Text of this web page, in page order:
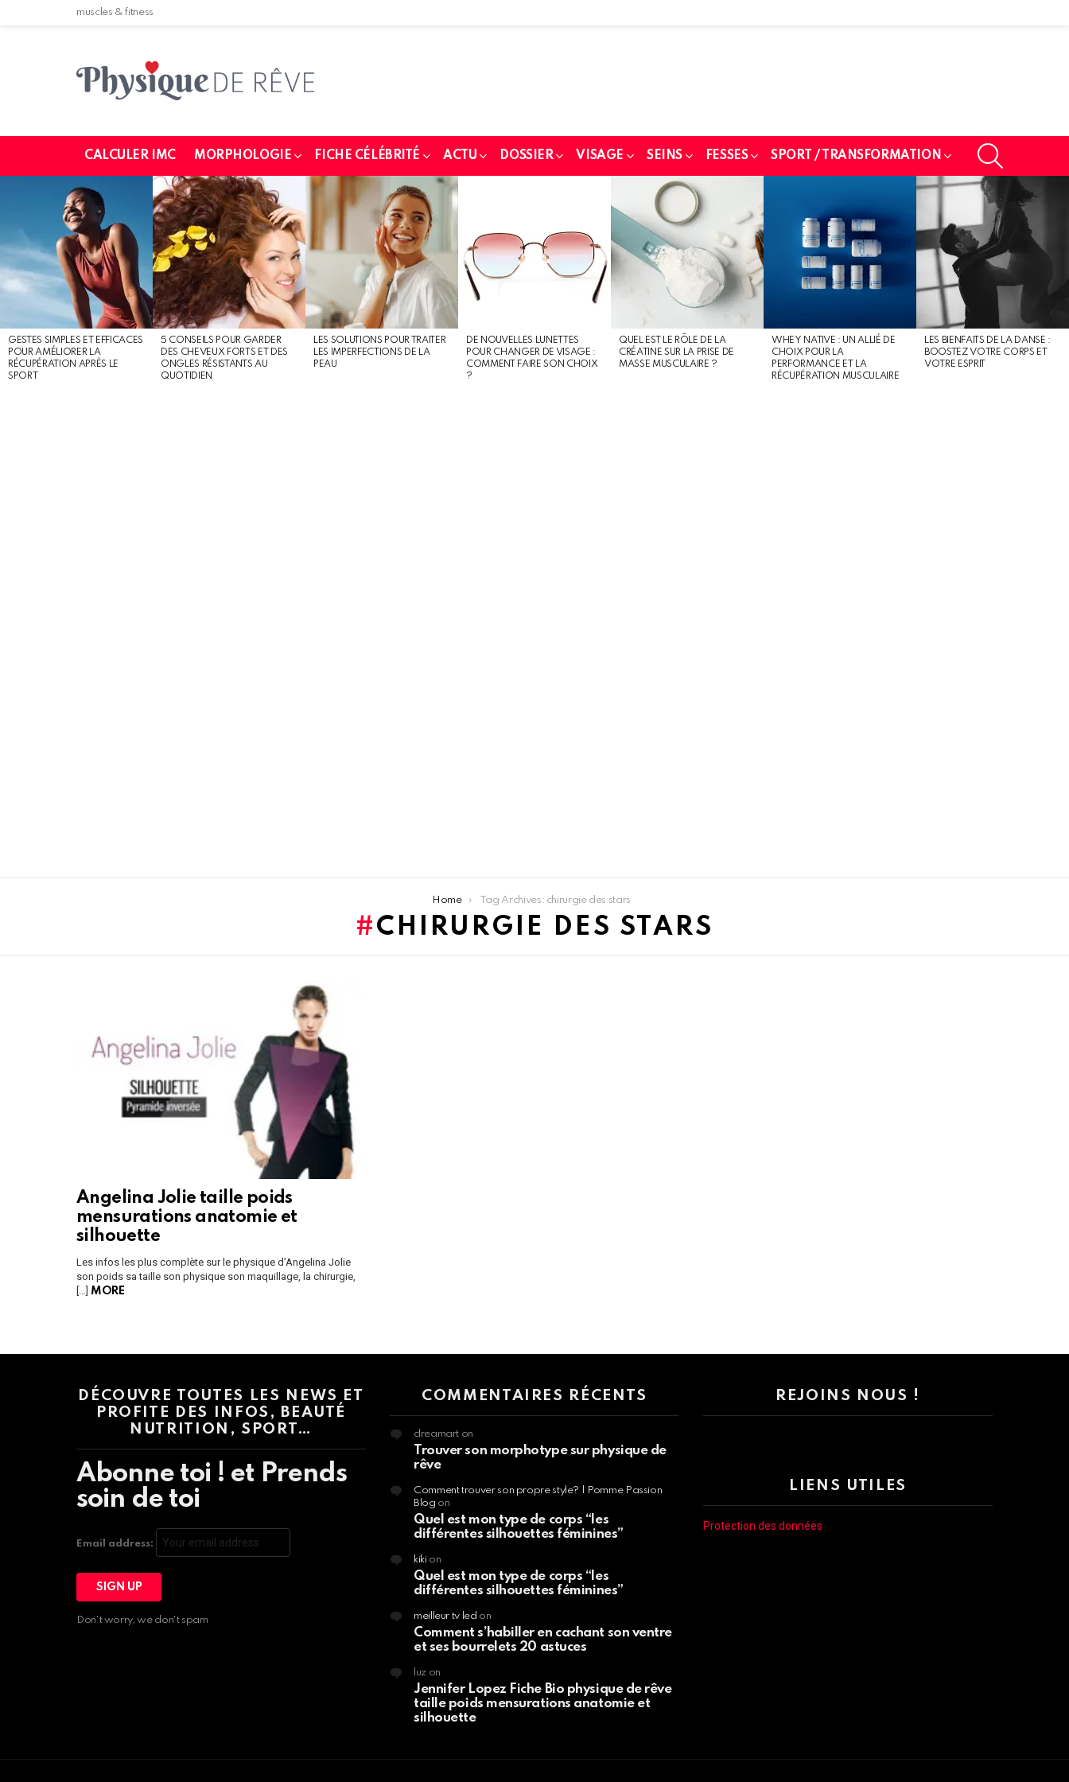
muscles & fitness
CALCULER IMC MORPHOLOGIE FICHE CÉLÉBRITÉ ACTU DOSSIER VISAGE SEINS FESSES SPORT / TRANSFORMATION
GESTES SIMPLES ET EFFICACES
POUR AMÉLIORER LA
RÉCUPÉRATION APRÈS LE
SPORT
5 CONSEILS POUR GARDER
DES CHEVEUX FORTS ET DES
ONGLES RÉSISTANTS AU
QUOTIDIEN
LES SOLUTIONS POUR TRAITER
LES IMPERFECTIONS DE LA
PEAU
DE NOUVELLES LUNETTES
POUR CHANGER DE VISAGE :
COMMENT FAIRE SON CHOIX
?
QUEL EST LE RÔLE DE LA
CRÉATINE SUR LA PRISE DE
MASSE MUSCULAIRE ?
WHEY NATIVE : UN ALLIÉ DE
CHOIX POUR LA
PERFORMANCE ET LA
RÉCUPÉRATION MUSCULAIRE
LES BIENFAITS DE LA DANSE :
BOOSTEZ VOTRE CORPS ET
VOTRE ESPRIT
Home Tag Archives: chirurgie des stars
CHIRURGIE DES STARS
Angelina Jolie taille poids
mensurations anatomie et
silhouette
Les infos les plus complète sur le physique d’Angelina Jolie
son poids sa taille son physique son maquillage, la chirurgie,
[…] MORE
DÉCOUVRE TOUTES LES NEWS ET
PROFITE DES INFOS, BEAUTÉ
NUTRITION, SPORT…
Abonne toi ! et Prends
soin de toi
Email address:
Don't worry, we don't spam
COMMENTAIRES RÉCENTS
dreamart on
Trouver son morphotype sur physique de
rêve
Comment trouver son propre style? | Pomme Passion
Blog on
Quel est mon type de corps “les
différentes silhouettes féminines”
kikion
Quel est mon type de corps “les
différentes silhouettes féminines”
meilleur tv led on
Comment s’habiller en cachant son ventre
et ses bourrelets 20 astuces
luzon
Jennifer Lopez Fiche Bio physique de rêve
taille poids mensurations anatomie et
silhouette
REJOINS NOUS !
LIENS UTILES
Protection des données